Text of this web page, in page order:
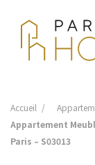
Accueil
Appartement
Paris – S03013